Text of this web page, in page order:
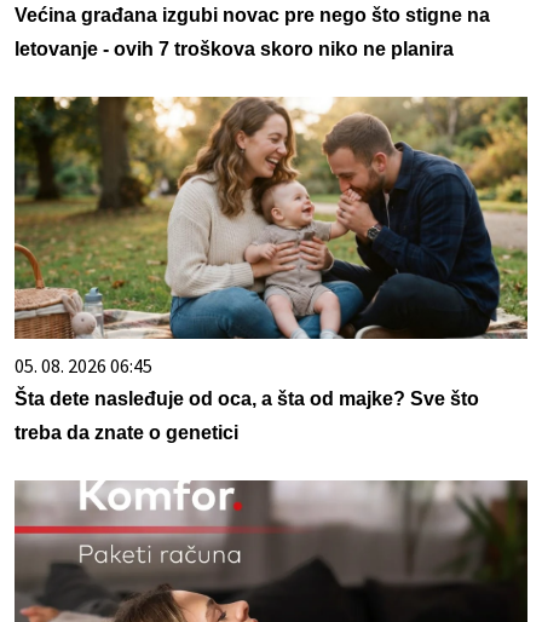
Većina građana izgubi novac pre nego što stigne na
letovanje - ovih 7 troškova skoro niko ne planira
05. 08. 2026 06:45
Šta dete nasleđuje od oca, a šta od majke? Sve što
treba da znate o genetici